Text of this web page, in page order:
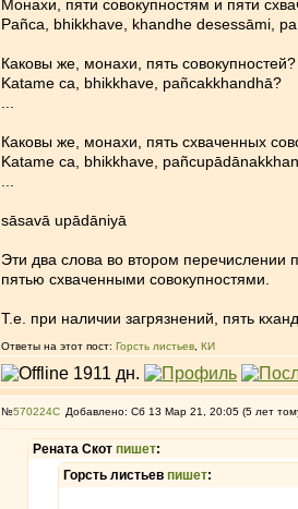
Монахи, пяти совокупностям и пяти
Pañca, bhikkhave, khandhe desessāmi,
Каковы же, монахи, пять совокупностей?
Katame ca, bhikkhave, pañcakkhandhā?
Каковы же, монахи, пять схваченных
Katame ca, bhikkhave,
sāsavā upādāniyā
Эти два слова во втором перечислении
пятью схваченными совокупностями.
Т.е. при наличии загрязнений, пять
Ответы на этот пост: Горсть листьев КИ
№570224 Добавлено: Сб 13 Мар 21, 20:05 (5 лет
Рената Скот пишет:
Горсть листьев пишет: